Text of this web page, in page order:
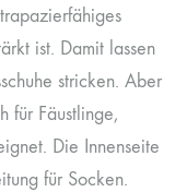
ist. Damit lassen
stricken. Aber
für Fäustlinge,
Die Innenseite
für Socken.